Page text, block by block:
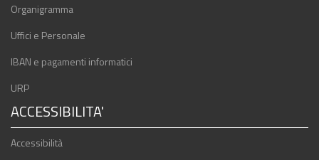
Organigramma
Uffici e Personale
IBAN e pagamenti informatici
URP
ACCESSIBILITA'
Accessibilità